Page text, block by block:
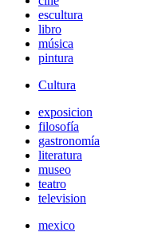
escultura
libro
música
pintura
Cultura
exposicion
filosofía
gastronomía
literatura
museo
teatro
television
mexico